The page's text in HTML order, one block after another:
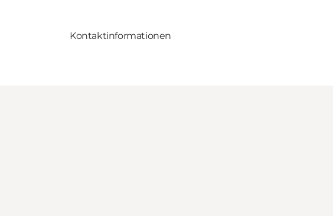
Kontaktinformationen